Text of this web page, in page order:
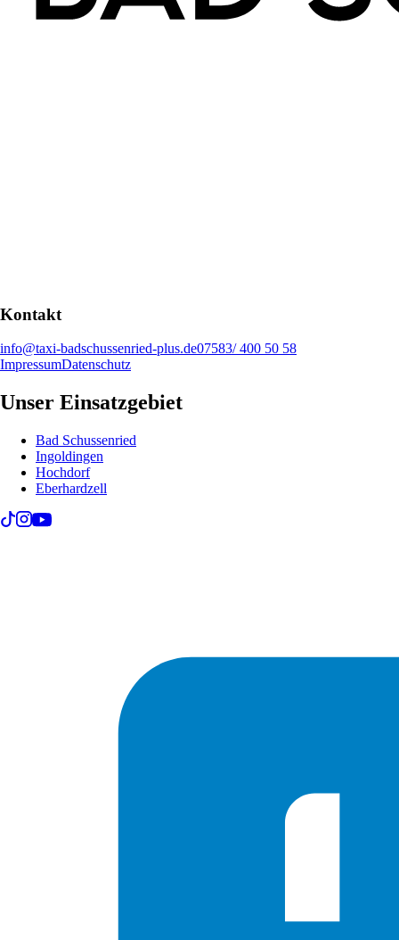
Kontakt
info@taxi-badschussenried-plus.de07583/ 400 50 58
ImpressumDatenschutz
Unser Einsatzgebiet
Bad Schussenried
Ingoldingen
Hochdorf
Eberhardzell